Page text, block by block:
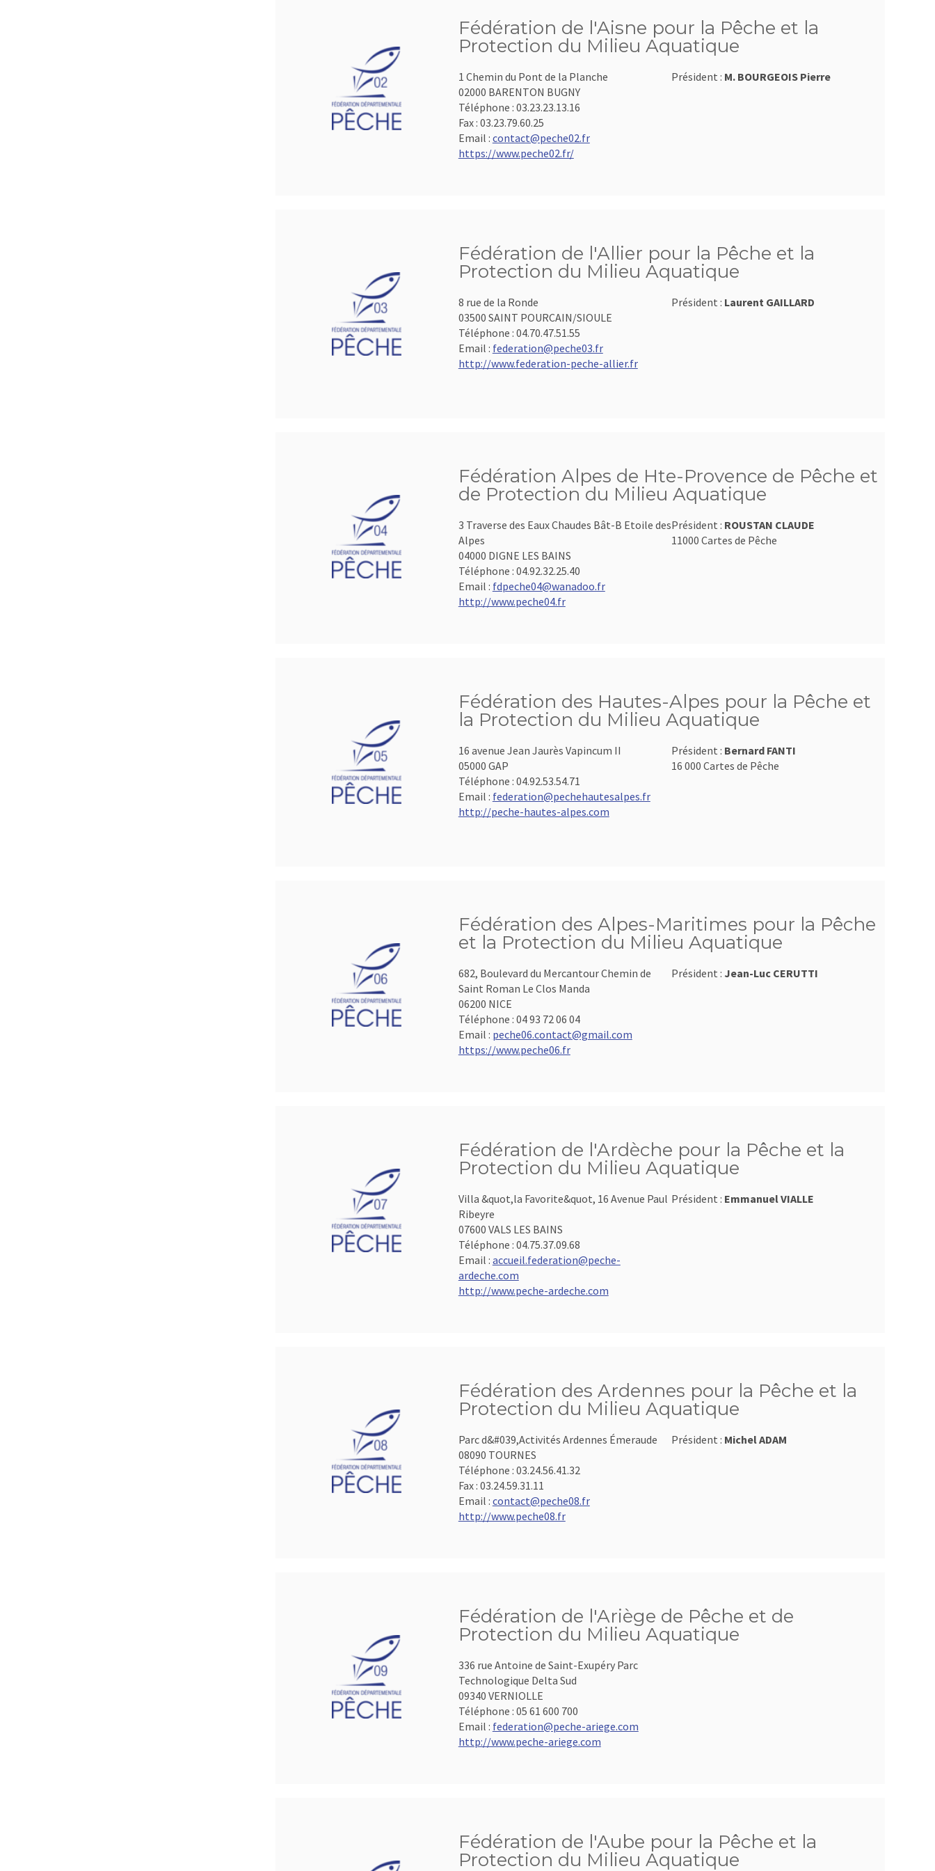
Fédération de l'Aisne pour la Pêche et la
Protection du Milieu Aquatique
1 Chemin du Pont de la Planche
02000 BARENTON BUGNY
Téléphone : 03.23.23.13.16
Fax : 03.23.79.60.25
Email : contact@peche02.fr
https://www.peche02.fr/
Président : M. BOURGEOIS Pierre
Fédération de l'Allier pour la Pêche et la
Protection du Milieu Aquatique
8 rue de la Ronde
03500 SAINT POURCAIN/SIOULE
Téléphone : 04.70.47.51.55
Email : federation@peche03.fr
http://www.federation-peche-allier.fr
Président : Laurent GAILLARD
Fédération Alpes de Hte-Provence de Pêche et
de Protection du Milieu Aquatique
3 Traverse des Eaux Chaudes Bât-B Etoile des
Alpes
04000 DIGNE LES BAINS
Téléphone : 04.92.32.25.40
Email : fdpeche04@wanadoo.fr
http://www.peche04.fr
Président : ROUSTAN CLAUDE
11000 Cartes de Pêche
Fédération des Hautes-Alpes pour la Pêche et
la Protection du Milieu Aquatique
16 avenue Jean Jaurès Vapincum II
05000 GAP
Téléphone : 04.92.53.54.71
Email : federation@pechehautesalpes.fr
http://peche-hautes-alpes.com
Président : Bernard FANTI
16 000 Cartes de Pêche
Fédération des Alpes-Maritimes pour la Pêche
et la Protection du Milieu Aquatique
682, Boulevard du Mercantour Chemin de
Saint Roman Le Clos Manda
06200 NICE
Téléphone : 04 93 72 06 04
Email : peche06.contact@gmail.com
https://www.peche06.fr
Président : Jean-Luc CERUTTI
Fédération de l'Ardèche pour la Pêche et la
Protection du Milieu Aquatique
Villa &quot,la Favorite&quot, 16 Avenue Paul
Ribeyre
07600 VALS LES BAINS
Téléphone : 04.75.37.09.68
Email : accueil.federation@peche-
ardeche.com
http://www.peche-ardeche.com
Président : Emmanuel VIALLE
Fédération des Ardennes pour la Pêche et la
Protection du Milieu Aquatique
Parc d&#039,Activités Ardennes Émeraude
08090 TOURNES
Téléphone : 03.24.56.41.32
Fax : 03.24.59.31.11
Email : contact@peche08.fr
http://www.peche08.fr
Président : Michel ADAM
Fédération de l'Ariège de Pêche et de
Protection du Milieu Aquatique
336 rue Antoine de Saint-Exupéry Parc
Technologique Delta Sud
09340 VERNIOLLE
Téléphone : 05 61 600 700
Email : federation@peche-ariege.com
http://www.peche-ariege.com
Fédération de l'Aube pour la Pêche et la
Protection du Milieu Aquatique